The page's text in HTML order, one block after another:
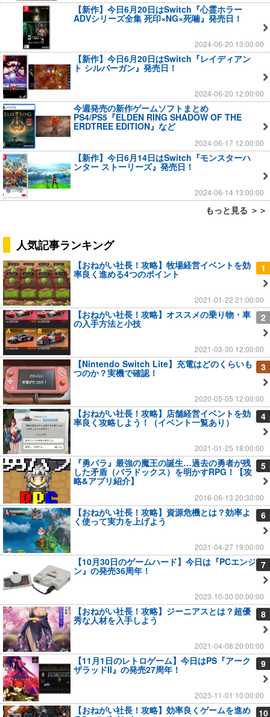
【新作】今日6月20日はSwitch『心霊ホラー
ADVシリーズ全集 死印×NG×死噛』発売日！
2024-06-20 13:00:00
【新作】今日6月20日はSwitch『レイディアン
ト シルバーガン』発売日！
2024-06-20 12:00:00
今週発売の新作ゲームソフトまとめ
PS4/PS5『ELDEN RING SHADOW OF THE
ERDTREE EDITION』など
2024-06-17 12:00:00
【新作】今日6月14日はSwitch『モンスターハ
ンター ストーリーズ』発売日！
2024-06-14 13:00:00
もっと見る ＞＞
人気記事ランキング
1
【おねがい社長！攻略】牧場経営イベントを効
率良く進める4つのポイント
2021-01-22 21:00:00
2
【おねがい社長！攻略】オススメの乗り物・車
の入手方法と小技
2021-03-30 12:00:00
3
【Nintendo Switch Lite】充電はどのくらいも
つのか？実機で確認！
2020-05-05 12:00:00
4
【おねがい社長！攻略】店舗経営イベントを効
率良く攻略しよう！（イベント一覧あり）
2021-01-25 18:00:00
5
『勇パラ』最強の魔王の誕生…過去の勇者が残
した矛盾（パラドックス）を明かすRPG！【攻
略&アプリ紹介】
2016-06-13 20:30:00
6
【おねがい社長！攻略】資源危機とは？効率よ
く使って実力を上げよう
2021-04-27 19:00:00
7
【10月30日のゲームハード】今日は『PCエンジ
ン』の発売36周年！
2023-10-30 00:00:00
8
【おねがい社長！攻略】ジーニアスとは？超優
秀な人材を入手しよう
2021-04-08 20:00:00
9
【11月1日のレトロゲーム】今日はPS『アーク
ザラッドII』の発売27周年！
2023-11-01 10:00:00
10
【おねがい社長！攻略】効率良くゲームを進め